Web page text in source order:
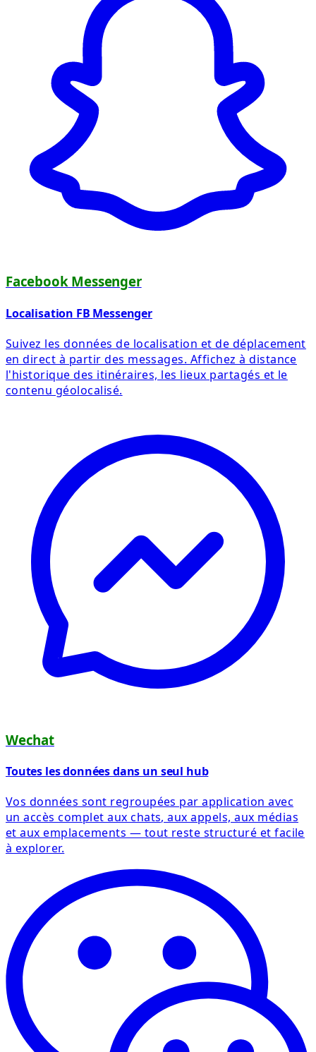
Facebook Messenger
Localisation FB Messenger
Suivez les données de localisation et de déplacement
en direct à partir des messages. Affichez à distance
l'historique des itinéraires, les lieux partagés et le
contenu géolocalisé.
Wechat
Toutes les données dans un seul hub
Vos données sont regroupées par application avec
un accès complet aux chats, aux appels, aux médias
et aux emplacements — tout reste structuré et facile
à explorer.